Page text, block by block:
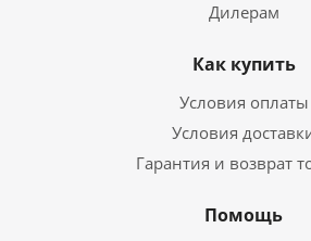
Дилерам
Как купить
Условия оплаты
Условия
Гарантия и возврат
Помощь